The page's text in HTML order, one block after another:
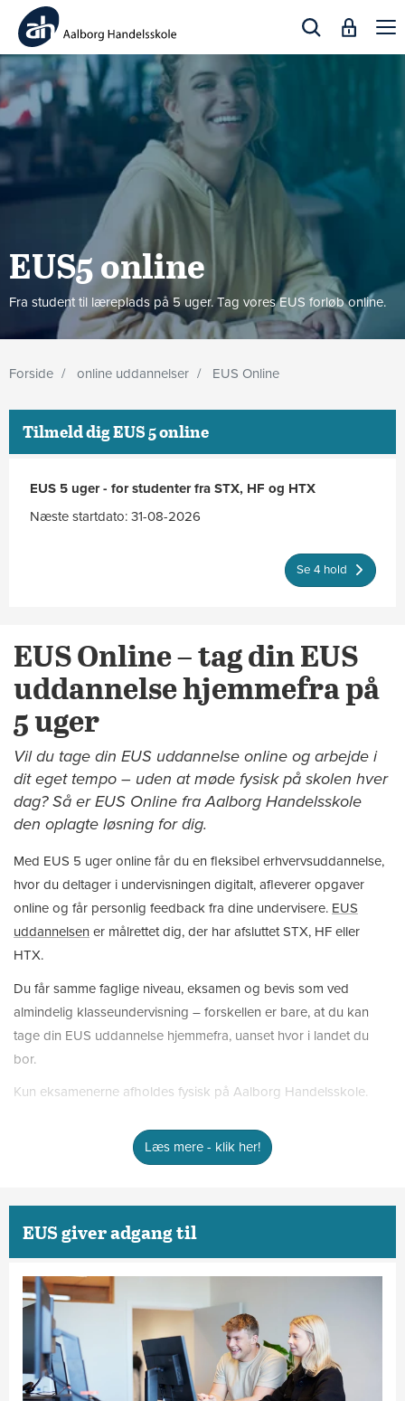
EUS5 online
Fra student til læreplads på 5 uger. Tag vores EUS forløb online.
Forside online uddannelser EUS Online
Tilmeld dig EUS 5 online
EUS 5 uger - for studenter fra STX, HF og HTX
Se 4 hold
Næste startdato: 31-08-2026
EUS Online – tag din EUS
uddannelse hjemmefra på
5 uger
Vil du tage din EUS uddannelse online og arbejde i
dit eget tempo – uden at møde fysisk på skolen hver
dag? Så er EUS Online fra Aalborg Handelsskole
den oplagte løsning for dig.
Med EUS 5 uger online får du en fleksibel erhvervsuddannelse,
hvor du deltager i undervisningen digitalt, afleverer opgaver
online og får personlig feedback fra dine undervisere. EUS
uddannelsen er målrettet dig, der har afsluttet STX, HF eller
HTX.
Du får samme faglige niveau, eksamen og bevis som ved
almindelig klasseundervisning – forskellen er bare, at du kan
tage din EUS uddannelse hjemmefra, uanset hvor i landet du
bor.
Kun eksamenerne afholdes fysisk på Aalborg Handelsskole.
Hvad er EUS Online?
Hvorfor vælge EUS Online? Se mere
Sådan fungerer et EUS Online forløb
Hvem kan tage EUS Online?
Tekniske krav til udstyr Se mere
Sådan tilmelder du dig EUS Online Se mere
Læs mere - klik her!
EUS giver adgang til